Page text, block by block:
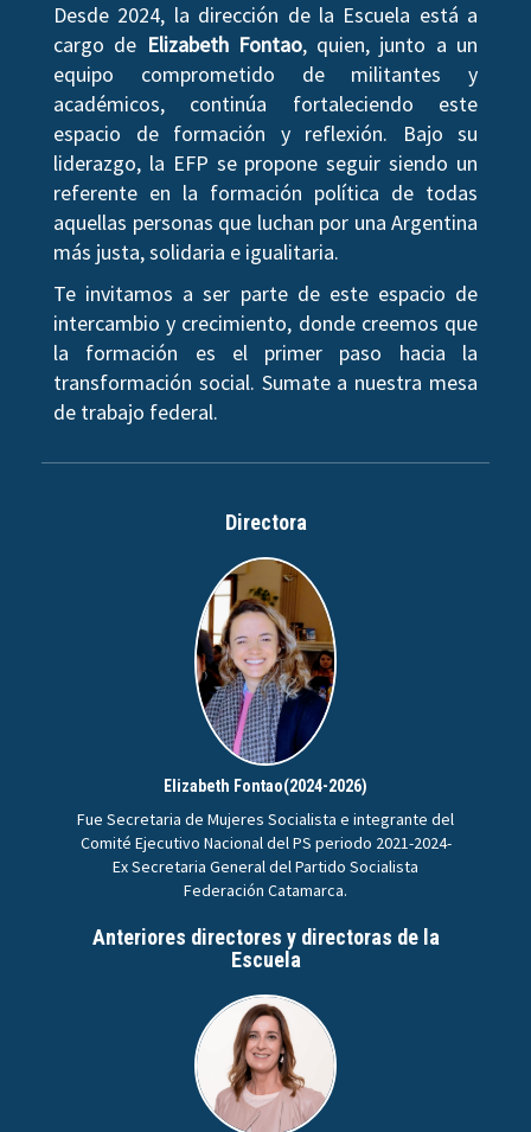
Desde 2024, la dirección de la Escuela está a
cargo de Elizabeth Fontao, quien, junto a un
equipo comprometido de militantes y
académicos, continúa fortaleciendo este
espacio de formación y reflexión. Bajo su
liderazgo, la EFP se propone seguir siendo un
referente en la formación política de todas
aquellas personas que luchan por una Argentina
más justa, solidaria e igualitaria.
Te invitamos a ser parte de este espacio de
intercambio y crecimiento, donde creemos que
la formación es el primer paso hacia la
transformación social. Sumate a nuestra mesa
de trabajo federal.
Directora
Elizabeth Fontao(2024-2026)
Fue Secretaria de Mujeres Socialista e integrante del
Comité Ejecutivo Nacional del PS periodo 2021-2024-
Ex Secretaria General del Partido Socialista
Federación Catamarca.
Anteriores directores y directoras de la
Escuela